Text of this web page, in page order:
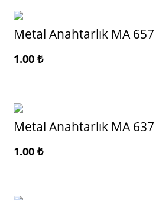
Metal Anahtarlık MA 657
1.00 ₺
Metal Anahtarlık MA 637
1.00 ₺